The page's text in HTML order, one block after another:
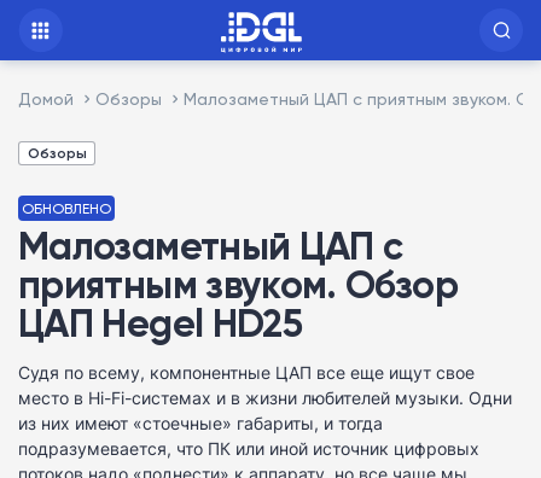
Домой Обзоры Малозаметный ЦАП с приятным звуком.
Обзоры
ОБНОВЛЕНО
Малозаметный ЦАП с
приятным звуком. Обзор
ЦАП Hegel HD25
Судя по всему, компонентные ЦАП все еще ищут свое
место в Hi-Fi-системах и в жизни любителей музыки. Одни
из них имеют «стоечные» габариты, и тогда
подразумевается, что ПК или иной источник цифровых